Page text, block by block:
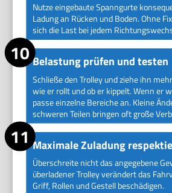
Nutze eingebaute Spanngurte
Ladung an Rücken und Boden. Ohne
sich die Last bei jedem
Belastung prüfen und testen
Schließe den Trolley und ziehe ihn
wie er rollt und ob er kippelt. Wenn er
passe einzelne Bereiche an. Kleine
schweren Teilen bringen oft große
Maximale Zuladung
Überschreite nicht das angegebene
überladener Trolley verändert das
Griff, Rollen und Gestell beschädigen.